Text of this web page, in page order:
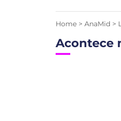
Home > AnaMid >
Acontece